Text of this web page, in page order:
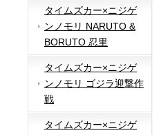
タイムズカー×ニジゲ
ンノモリ NARUTO &
BORUTO 忍里
タイムズカー×ニジゲ
ンノモリ ゴジラ迎撃作
戦
タイムズカー×ニジゲ